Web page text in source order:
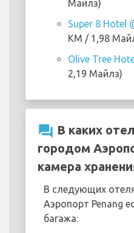
Майлз)
Super 8 Hotel
KM / 1,98
Olive Tree
2,19 Майлз)
question_answer В каких
городом
камера
В следующих
Аэропорт Penang
багажа: